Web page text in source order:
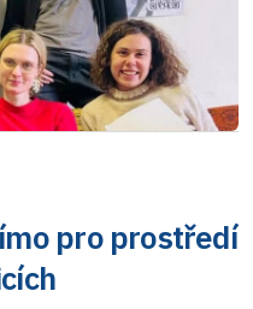
pro prostředí